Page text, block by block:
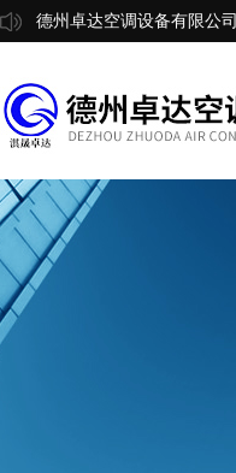
德州卓达空调设备有限公司